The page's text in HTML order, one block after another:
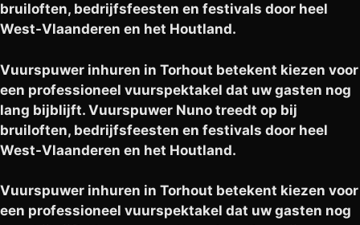
bruiloften, bedrijfsfeesten en festivals door heel
West-Vlaanderen en het Houtland.
Vuurspuwer inhuren in Torhout betekent kiezen voor
een professioneel vuurspektakel dat uw gasten nog
lang bijblijft. Vuurspuwer Nuno treedt op bij
bruiloften, bedrijfsfeesten en festivals door heel
West-Vlaanderen en het Houtland.
Vuurspuwer inhuren in Torhout betekent kiezen voor
een professioneel vuurspektakel dat uw gasten nog